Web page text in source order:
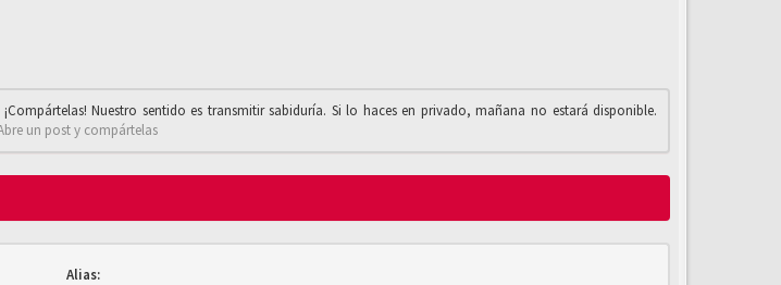
Nuestro sentido es transmitir sabiduría. Si lo haces en privado, mañana no estará disponible.
un post y compártelas
Alias: